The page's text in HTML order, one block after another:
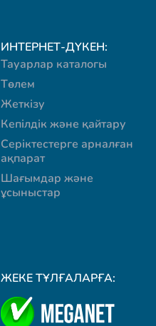
ИНТЕРНЕТ-ДҮКЕН:
Тауарлар каталогы
Төлем
Жеткізу
Кепілдік және қайтару
Серіктестерге арналған
ақпарат
Шағымдар және
ұсыныстар
ЖЕКЕ ТҰЛҒАЛАРҒА: